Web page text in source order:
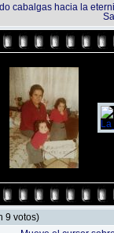
cabalgas hacia la
9 votos)